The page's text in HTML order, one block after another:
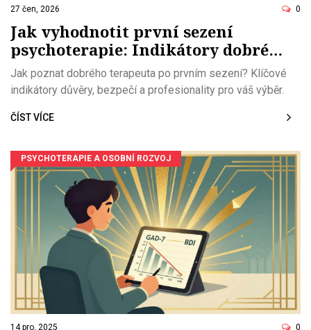
27 čen, 2026 0
Jak vyhodnotit první sezení
psychoterapie: Indikátory dobré
volby
Jak poznat dobrého terapeuta po prvním sezení? Klíčové
indikátory důvěry, bezpečí a profesionality pro váš výběr.
ČÍST VÍCE
PSYCHOTERAPIE A OSOBNÍ ROZVOJ
14 pro, 2025 0